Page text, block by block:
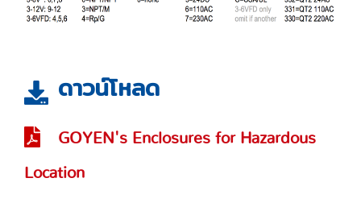
ดาวน์โหลด
GOYEN's Enclosures for Hazardous
Location